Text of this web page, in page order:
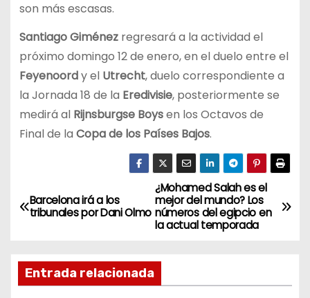
son más escasas.
Santiago Giménezregresará a la actividad el
próximo domingo 12 de enero, en el duelo entre el
Feyenoordy el Utrecht, duelo correspondiente a
la Jornada 18 de la Eredivisie, posteriormente se
medirá al Rijnsburgse Boysen los Octavos de
Final de la Copa de los Países Bajos.
N
e
¿Mohamed Salah es el
mejor del mundo? Los
números del egipcio en
la actual temporada
Barcelona irá a los
tribunales por Dani Olmo
Entrada relacionada